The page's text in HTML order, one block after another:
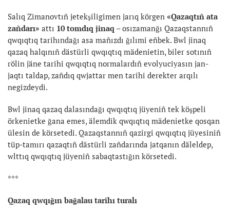
Salıq Zimanovtıñ jetekşiligimen jarıq körgen «Qazaqtıñ ata
zañdarı» attı 10 tomdıq jinaq – osızamanğı Qazaqstannıñ
qwqıqtıq tarihındağı asa mañızdı ğılımi eñbek. Bwl jinaq
qazaq halqınıñ dästürli qwqıqtıq mädenietin, biler sotınıñ
rölin jäne tarihi qwqıqtıq normalardıñ evolyuciyasın jan-
jaqtı taldap, zañdıq qwjattar men tarihi derekter arqılı
negizdeydi.
Bwl jinaq qazaq dalasındağı qwqıqtıq jüyeniñ tek köşpeli
örkenietke ğana emes, älemdik qwqıqtıq mädenietke qosqan
ülesin de körsetedi. Qazaqstannıñ qazirgi qwqıqtıq jüyesiniñ
tüp-tamırı qazaqtıñ dästürli zañdarında jatqanın däleldep,
wlttıq qwqıqtıq jüyeniñ sabaqtastığın körsetedi.
***
Qazaq qwqığın bağalau tarihı turalı